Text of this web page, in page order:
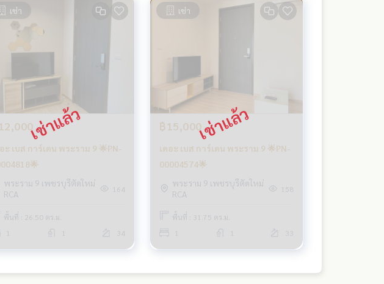
เช่า
ะ เบส การ์เดน พระราม 9 🌟PN-
พระราม 9 เพชรบุรีตัดใหม่
RCA
164
พื้นที่ : 26.50 ตร.ม.
34
เช่า
฿15,000
เดอะ เบส การ์เดน พระราม 9 🌟PN-
00004574🌟
พระราม 9 เพชรบุรีตัดใหม่
RCA
158
พื้นที่ : 31.75 ตร.ม.